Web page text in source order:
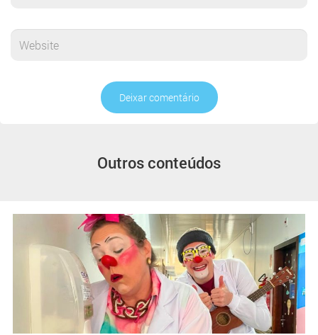
Deixar comentário
Outros conteúdos